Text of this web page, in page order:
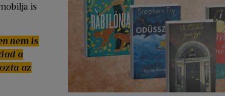
is
nem is
a
az